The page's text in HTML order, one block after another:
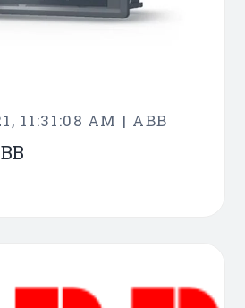
11:31:08 AM | ABB